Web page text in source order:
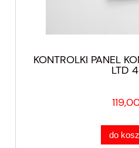
KONTROLKI PANEL
LTD
do